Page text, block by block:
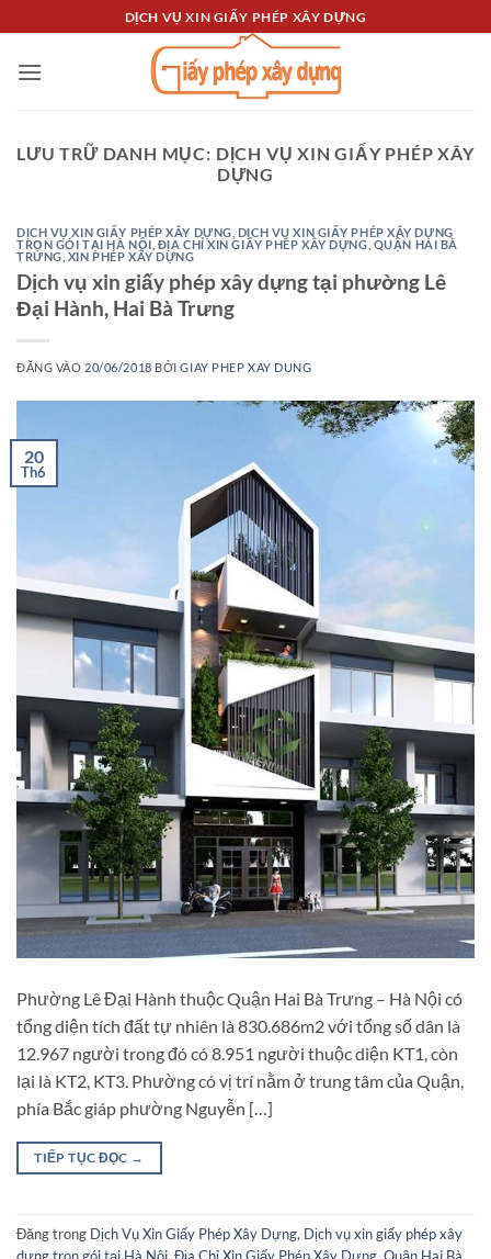
qua
nội
DỊCH VỤ XIN GIẤY PHÉP XÂY DỰNG
LƯU TRỮ DANH MỤC: DỊCH VỤ XIN GIẤY PHÉP XÂY
DỰNG
DỊCH VỤ XIN GIẤY PHÉP XÂY DỰNG DỊCH VỤ XIN GIẤY PHÉP XÂY DỰNG
TRỌN GÓI TẠI HÀ NỘI ĐỊA CHỈ XIN GIẤY PHÉP XÂY DỰNG QUẬN HAI BÀ
TRƯNG XIN PHÉP XÂY DỰNG
Dịch vụ xin giấy phép xây dựng tại phường Lê
Đại Hành, Hai Bà Trưng
ĐĂNG VÀO 20/06/2018 BỞIGIAY PHEP XAY DUNG
20
Th6
Phường Lê Đại Hành thuộc Quận Hai Bà Trưng – Hà Nội có
tổng diện tích đất tự nhiên là 830.686m2 với tổng số dân là
12.967 người trong đó có 8.951 người thuộc diện KT1, còn
lại là KT2, KT3. Phường có vị trí nằm ở trung tâm của Quận,
phía Bắc giáp phường Nguyễn […]
TIẾP TỤC ĐỌC →
Đăng trong Dịch Vụ Xin Giấy Phép Xây Dựng, Dịch vụ xin giấy phép xây
dựng trọn gói tại Hà Nội, Địa Chỉ Xin Giấy Phép Xây Dựng, Quận Hai Bà